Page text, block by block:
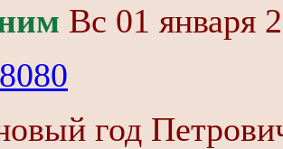
Вс 01 января
год